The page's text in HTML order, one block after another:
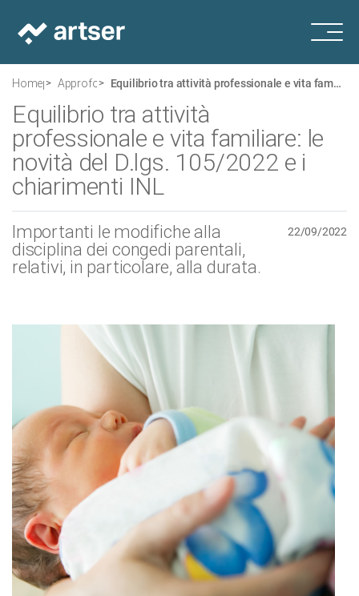
HomepageApprofondimenti Equilibrio tra attività professionale e vita familiare: le novità del D.lgs. 105/2022 e i chiarimenti INL
Equilibrio tra attività
professionale e vita familiare: le
novità del D.lgs. 105/2022 e i
chiarimenti INL
Importanti le modifiche alla
disciplina dei congedi parentali,
relativi, in particolare, alla durata.
22/09/2022